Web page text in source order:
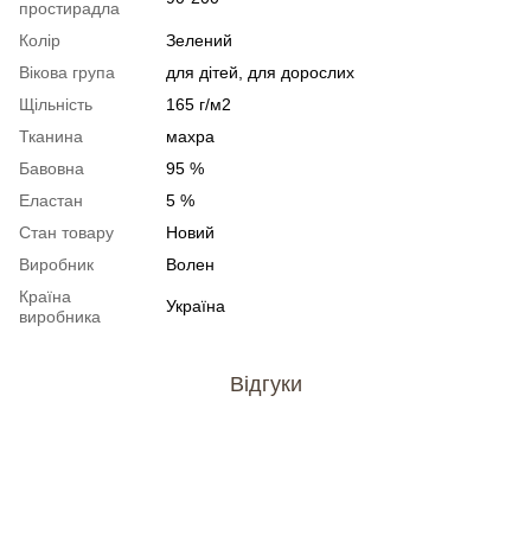
простирадла
Колір
Зелений
Вікова група
для дітей, для дорослих
Щільність
165 г/м2
Тканина
махра
Бавовна
95 %
Еластан
5 %
Стан товару
Новий
Виробник
Волен
Країна
виробника
Україна
Відгуки